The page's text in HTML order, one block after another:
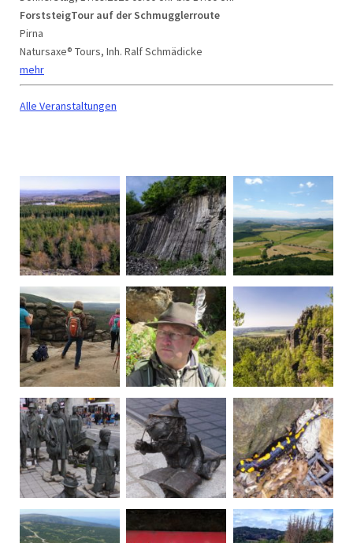
ForststeigTour auf der Schmugglerroute
Pirna
Natursaxe® Tours, Inh. Ralf Schmädicke
mehr
Alle Veranstaltungen